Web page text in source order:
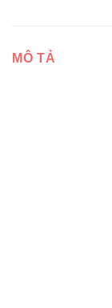
MÔ TẢ